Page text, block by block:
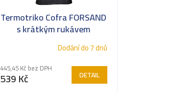
Termotriko Cofra FORSAND
s krátkým rukávem
Dodání do 7 dnů
445,45 Kč bez DPH
539 Kč DETAIL